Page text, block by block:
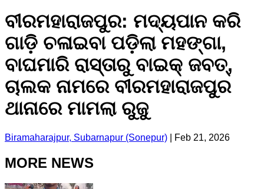
ବୀରମହାରାଜପୁର: ମଦ୍ୟପାନ କରି
ଗାଡ଼ି ଚଳାଇବା ପଡ଼ିଲା ମହଙ୍ଗା,
ବାଘମାରି ରାସ୍ତାରୁ ବାଇକ୍ ଜବତ୍,
ଚାଲକ ନାମରେ ବୀରମହାରାଜପୁର
ଥାନାରେ ମାମଲା ରୁଜୁ
Biramaharajpur, Subarnapur (Sonepur) Feb 21, 2026
MORE NEWS